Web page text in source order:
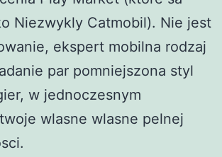
Niezwykly Catmobil). Nie jest
ekspert mobilna rodzaj
par pomniejszona styl
w jednoczesnym
wlasne wlasne pelnej